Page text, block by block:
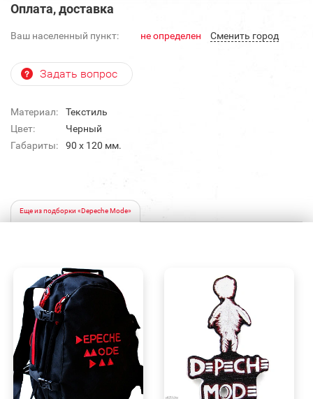
Оплата, доставка
Ваш населенный пункт: не определен Cменить город
Задать вопрос
Материал:
Текстиль
Цвет:
Черный
Габариты:
90 х 120 мм.
Еще из подборки «Depeche Mode»